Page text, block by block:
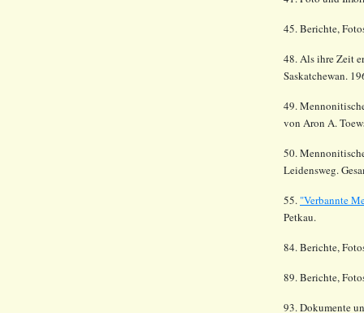
45. Berichte,
48. Als ihre Zeit
Saskatchewan.
49.
von Aron A.
50.
Leidensweg.
55. "Verbannte
Petkau.
84. Berichte,
89. Berichte,
93.Dokumente